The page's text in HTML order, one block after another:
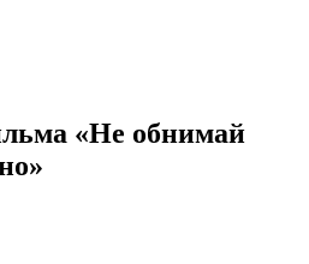
«Не обнимай